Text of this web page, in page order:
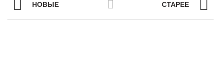
НОВЫЕ СТАРЕЕ